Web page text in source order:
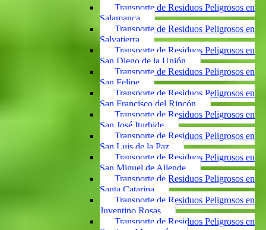
Transporte de Residuos Peligrosos en
Salamanca
Transporte de Residuos Peligrosos en
Salvatierra
Transporte de Residuos Peligrosos en
San Diego de la Unión
Transporte de Residuos Peligrosos en
San Felipe
Transporte de Residuos Peligrosos en
San Francisco del Rincón
Transporte de Residuos Peligrosos en
San José Iturbide
Transporte de Residuos Peligrosos en
San Luis de la Paz
Transporte de Residuos Peligrosos en
San Miguel de Allende
Transporte de Residuos Peligrosos en
Santa Catarina
Transporte de Residuos Peligrosos en
Juventino Rosas
Transporte de Residuos Peligrosos en